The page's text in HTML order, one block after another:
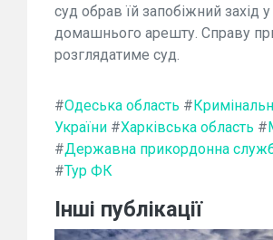
суд обрав їй запобіжний захід у
домашнього арешту. Справу
розглядатиме суд.
#Одеська область #
України #Харківська область #
#Державна прикордонна
#Тур ФК
Інші публікації